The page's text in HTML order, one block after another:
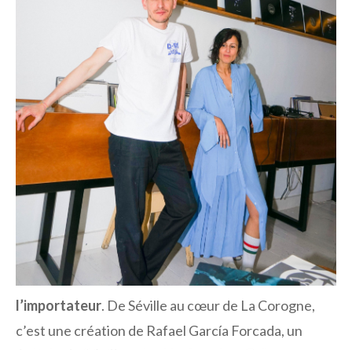
l’importateur. De Séville au cœur de La Corogne,
c’est une création de Rafael García Forcada, un